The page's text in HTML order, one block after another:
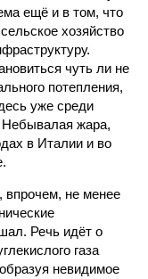
ещё и в том, что
хозяйство
чуть ли не
потепления,
уже среди
Небывалая жара,
в Италии и во
впрочем, не менее
Речь идёт о
газа
невидимое